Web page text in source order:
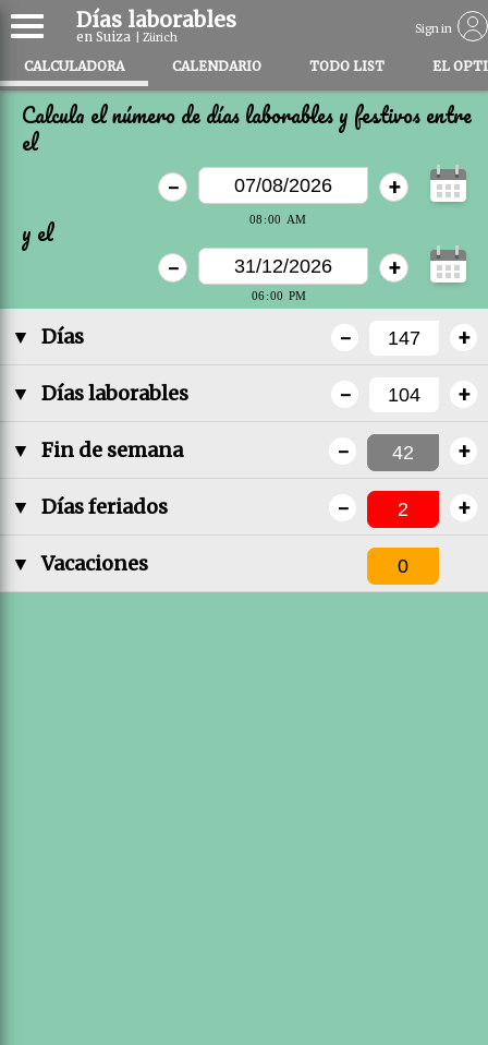
Días laborables
en Suiza | Zürich
Sign in
CALCULADORA CALENDARIO TODO LIST EL
Calcula el número de días laborables y festivos entre
el
+
-
y el
+
-
▼ Días +
-
▼ Días laborables +
-
▼ Fin de semana +
-
▼ Días feriados +
-
▼ Vacaciones